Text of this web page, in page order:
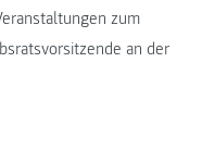
zum
an der